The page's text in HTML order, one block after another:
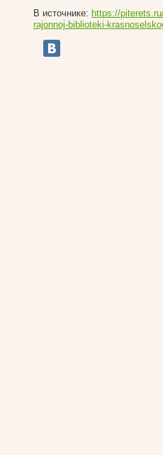
В источнике: https://
rajonnoj-biblioteki-